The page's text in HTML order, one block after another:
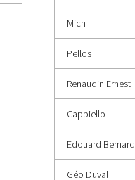
Mich
Pellos
Renaudin Ernest
Cappiello
Edouard Bernard
Géo Duval